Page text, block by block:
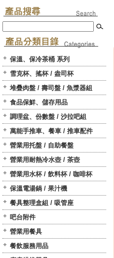
保溫、保冷茶桶 系列
雪克杯、搖杯 / 盎司杯
堆疊肉盤 / 壽司盤 / 魚漿器組
食品保鮮、儲存用品
調理盆、份數盤 / 沙拉吧組
萬能手推車、餐車 / 推車配件
營業用托盤 / 自助餐盤
營業用耐熱冷水壺 / 茶壺
營業用水杯 / 飲料杯 / 咖啡杯
保溫電湯鍋 / 果汁機
餐具整理盒組 / 吸管座
吧台附件
營業用餐具
餐飲服務用品